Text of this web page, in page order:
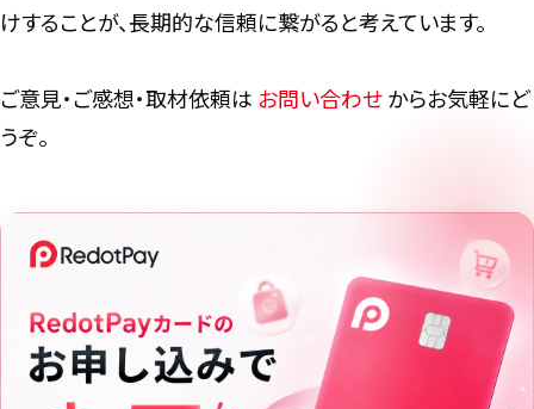
けすることが、長期的な信頼に繋がると考えています。
ご意見・ご感想・取材依頼は お問い合わせからお気軽にど
うぞ。